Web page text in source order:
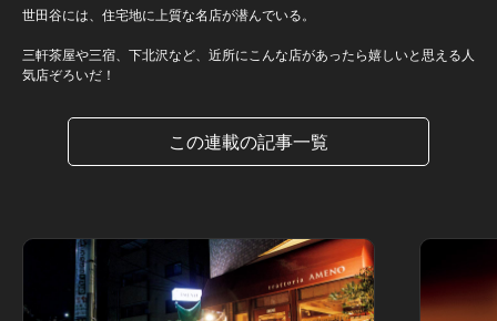
世田谷には、住宅地に上質な名店が潜んでいる。
三軒茶屋や三宿、下北沢など、近所にこんな店があったら嬉しいと思える人
気店ぞろいだ！
この連載の記事一覧